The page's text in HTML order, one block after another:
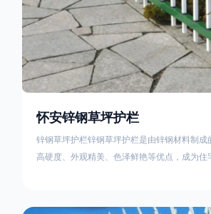
怀安锌钢草坪护栏
锌钢草坪护栏锌钢草坪护栏是由锌钢材料制成
高硬度、外观精美、色泽鲜艳等优点，成为住
的使用方法主要是应用在人员行走的边界处，